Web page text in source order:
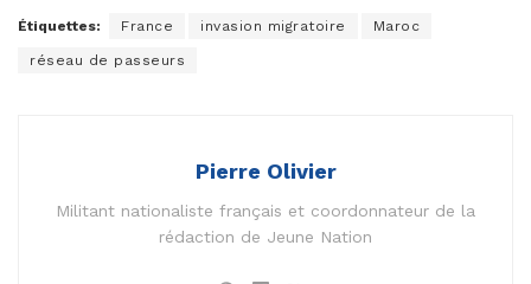
Étiquettes: France invasion migratoire Maroc
réseau de passeurs
Pierre Olivier
Militant nationaliste français et coordonnateur de la
rédaction de Jeune Nation